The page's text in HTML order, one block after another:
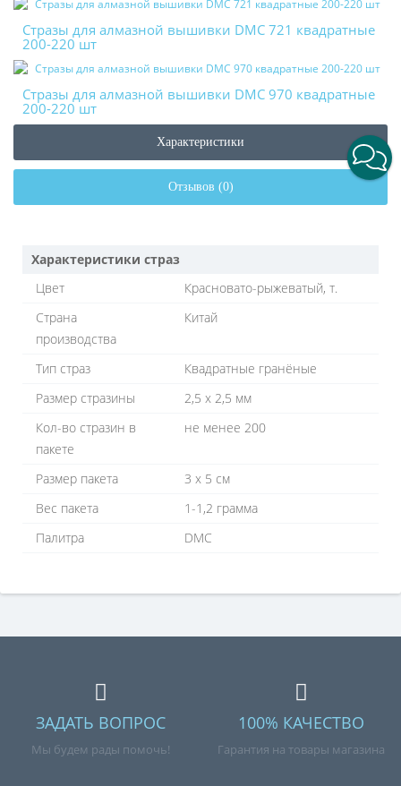
Стразы для алмазной вышивки DMC 721 квадратные
200-220 шт
Стразы для алмазной вышивки DMC 970 квадратные
200-220 шт
Характеристики
Отзывов (0)
Характеристики страз
Цвет
Красновато-рыжеватый, т.
Страна
производства
Китай
Тип страз
Квадратные гранёные
Размер стразины
2,5 х 2,5 мм
Кол-во стразин в
пакете
не менее 200
Размер пакета
3 х 5 см
Вес пакета
1-1,2 грамма
Палитра
DMC
ЗАДАТЬ ВОПРОС
Мы будем рады помочь!
100% КАЧЕСТВО
Гарантия на товары магазина